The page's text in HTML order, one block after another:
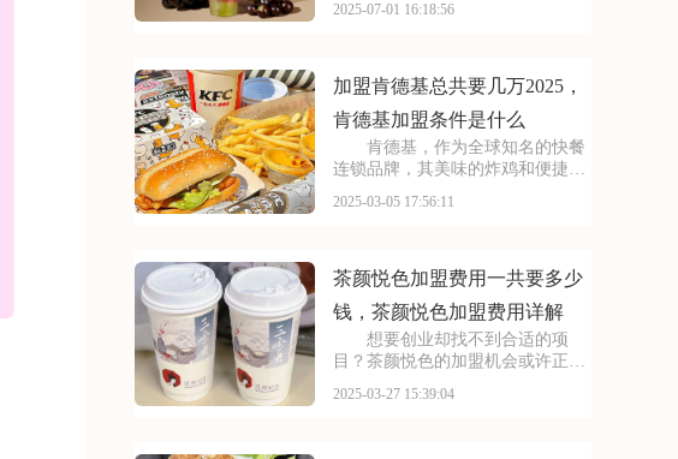
不断扩大影响力。以下是开一个喜
能为您提供参考~
2025-07-01 16:18:56
加盟肯德基总共要几万2025，
肯德基加盟条件是什么
肯德基，作为全球知名的快餐
连锁品牌，其美味的炸鸡和便捷的
于有意向加盟快餐行业的创业者来
您揭秘肯德基加盟的详
2025-03-05 17:56:11
茶颜悦色加盟费用一共要多少
钱，茶颜悦色加盟费用详解
想要创业却找不到合适的项
目？茶颜悦色的加盟机会或许正是
牌，茶颜悦色以其深厚的品牌底蕴
2025-03-27 15:39:04